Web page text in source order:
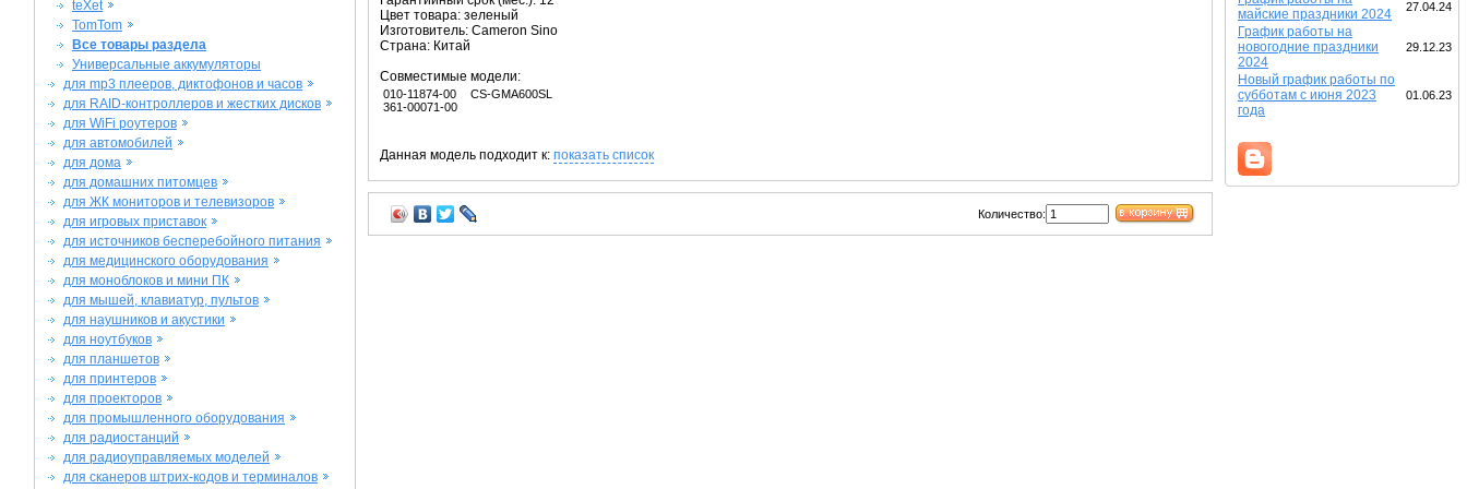
майские праздники 2024
27.04.24
График работы на
новогодние праздники
2024
29.12.23
Новый график работы по
субботам с июня 2023
года
01.06.23
teXet
TomTom
Все товары раздела
Универсальные аккумуляторы
для mp3 плееров, диктофонов и часов
для RAID-контроллеров и жестких дисков
для WiFi роутеров
для автомобилей
для дома
для домашних питомцев
для ЖК мониторов и телевизоров
для игровых приставок
для источников бесперебойного питания
для медицинского оборудования
для моноблоков и мини ПК
для мышей, клавиатур, пультов
для наушников и акустики
для ноутбуков
для планшетов
для принтеров
для проекторов
для промышленного оборудования
для радиостанций
для радиоуправляемых моделей
для сканеров штрих-кодов и терминалов
Цвет товара: зеленый
Изготовитель: Cameron Sino
Страна: Китай
Совместимые модели:
010-11874-00
361-00071-00
CS-GMA600SL
Данная модель подходит к: показать список
Количество: